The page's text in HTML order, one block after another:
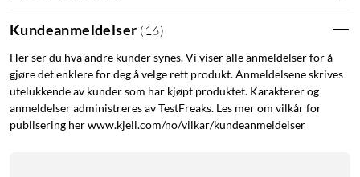
mot riper.
Fungerer med MagSafe
Den innebygde magnetringen er tilpasset Apples MagSafe-
system, slik at MagSafe-ladere og magnetisk tilbehør fester
seg godt uten at du trenger å ta av dekselet.
Kundeanmeldelser ( 16)
Her ser du hva andre kunder synes. Vi viser alle anmeldelser for å
gjøre det enklere for deg å velge rett produkt. Anmeldelsene skrives
utelukkende av kunder som har kjøpt produktet. Karakterer og
anmeldelser administreres av TestFreaks. Les mer om vilkår for
publisering her www.kjell.com/no/vilkar/kundeanmeldelser